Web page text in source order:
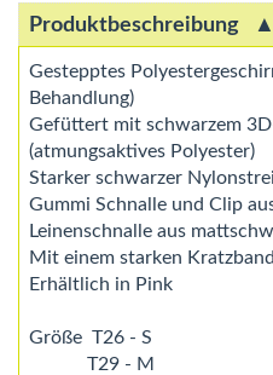
Produktbeschreibung
Gestepptes
Behandlung)
Gefüttert mit schwarzem
(atmungsaktives Polyester)
Starker schwarzer
Gummi Schnalle und Clip
Leinenschnalle aus
Mit einem starken
Erhältlich in Pink
Größe T26 - S
T29 - M